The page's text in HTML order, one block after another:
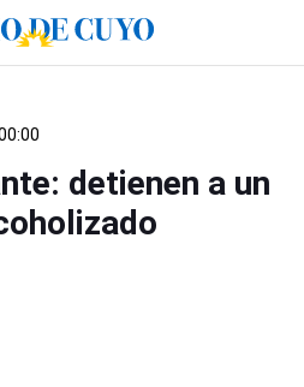
detienen a un